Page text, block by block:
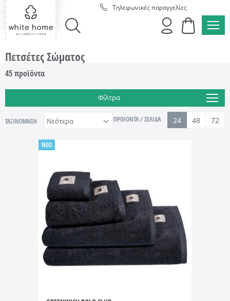
ΑΝΑΖΗΤΗΣΗ
Τηλεφωνικές παραγγελίες
Πετσέτες Σώματος
45προϊόντα
Φίλτρα
ΤΑΞΙΝΟΜΗΣΗ ΠΡΟΙΟΝΤΑ / ΣΕΛΙΔΑ 24 48 72
NEO